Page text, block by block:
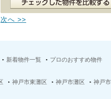
次へ >>
新着物件一覧
プロのおすすめ物件
神戸市東灘区 神戸市灘区
神戸